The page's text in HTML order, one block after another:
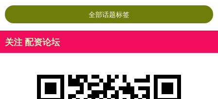
全部话题标签
关注 配资论坛